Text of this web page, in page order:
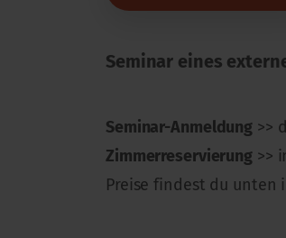
Seminar eines
Seminar-Anmeldung >>
Zimmerreservierung >>
Preise findest du unten